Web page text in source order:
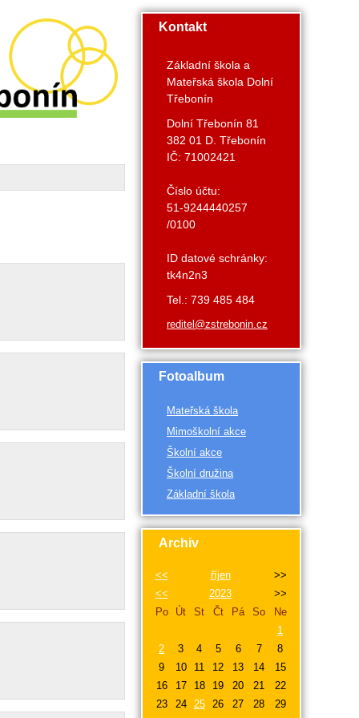
Kontakt
Základní škola a
Mateřská škola Dolní
Třebonín
Dolní Třebonín 81
382 01 D. Třebonín
IČ: 71002421
Číslo účtu:
51-9244440257
/0100
ID datové schránky:
tk4n2n3
Tel.: 739 485 484
reditel@zstrebonin.cz
Fotoalbum
Mateřská škola
Mimoškolní akce
Školní akce
Školní družina
Základní škola
Archiv
<< říjen
>>
<<
2023
>>
Po
Út St Čt Pá So
Ne
1
2
3 4 5 6 7
8
9
10 11 12 13 14
15
16
17 18 19 20 21
22
23
24 25 26 27 28
29